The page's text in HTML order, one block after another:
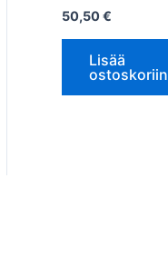
50,50€
Lisää
ostoskoriin